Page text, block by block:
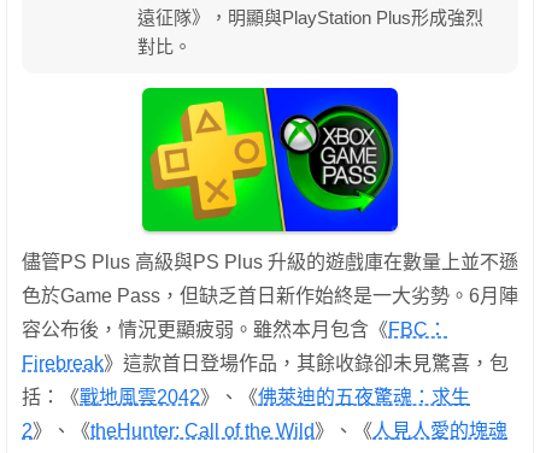
遠征隊》，明顯與PlayStation Plus形成強烈
對比。
儘管PS Plus 高級與PS Plus 升級的遊戲庫在數量上並不遜
色於Game Pass，但缺乏首日新作始終是一大劣勢。6月陣
容公布後，情況更顯疲弱。雖然本月包含《FBC：
Firebreak》這款首日登場作品，其餘收錄卻未見驚喜，包
括：《戰地風雲2042》、《佛萊迪的五夜驚魂：求生
2》、《theHunter: Call of the Wild》、《人見人愛的塊魂